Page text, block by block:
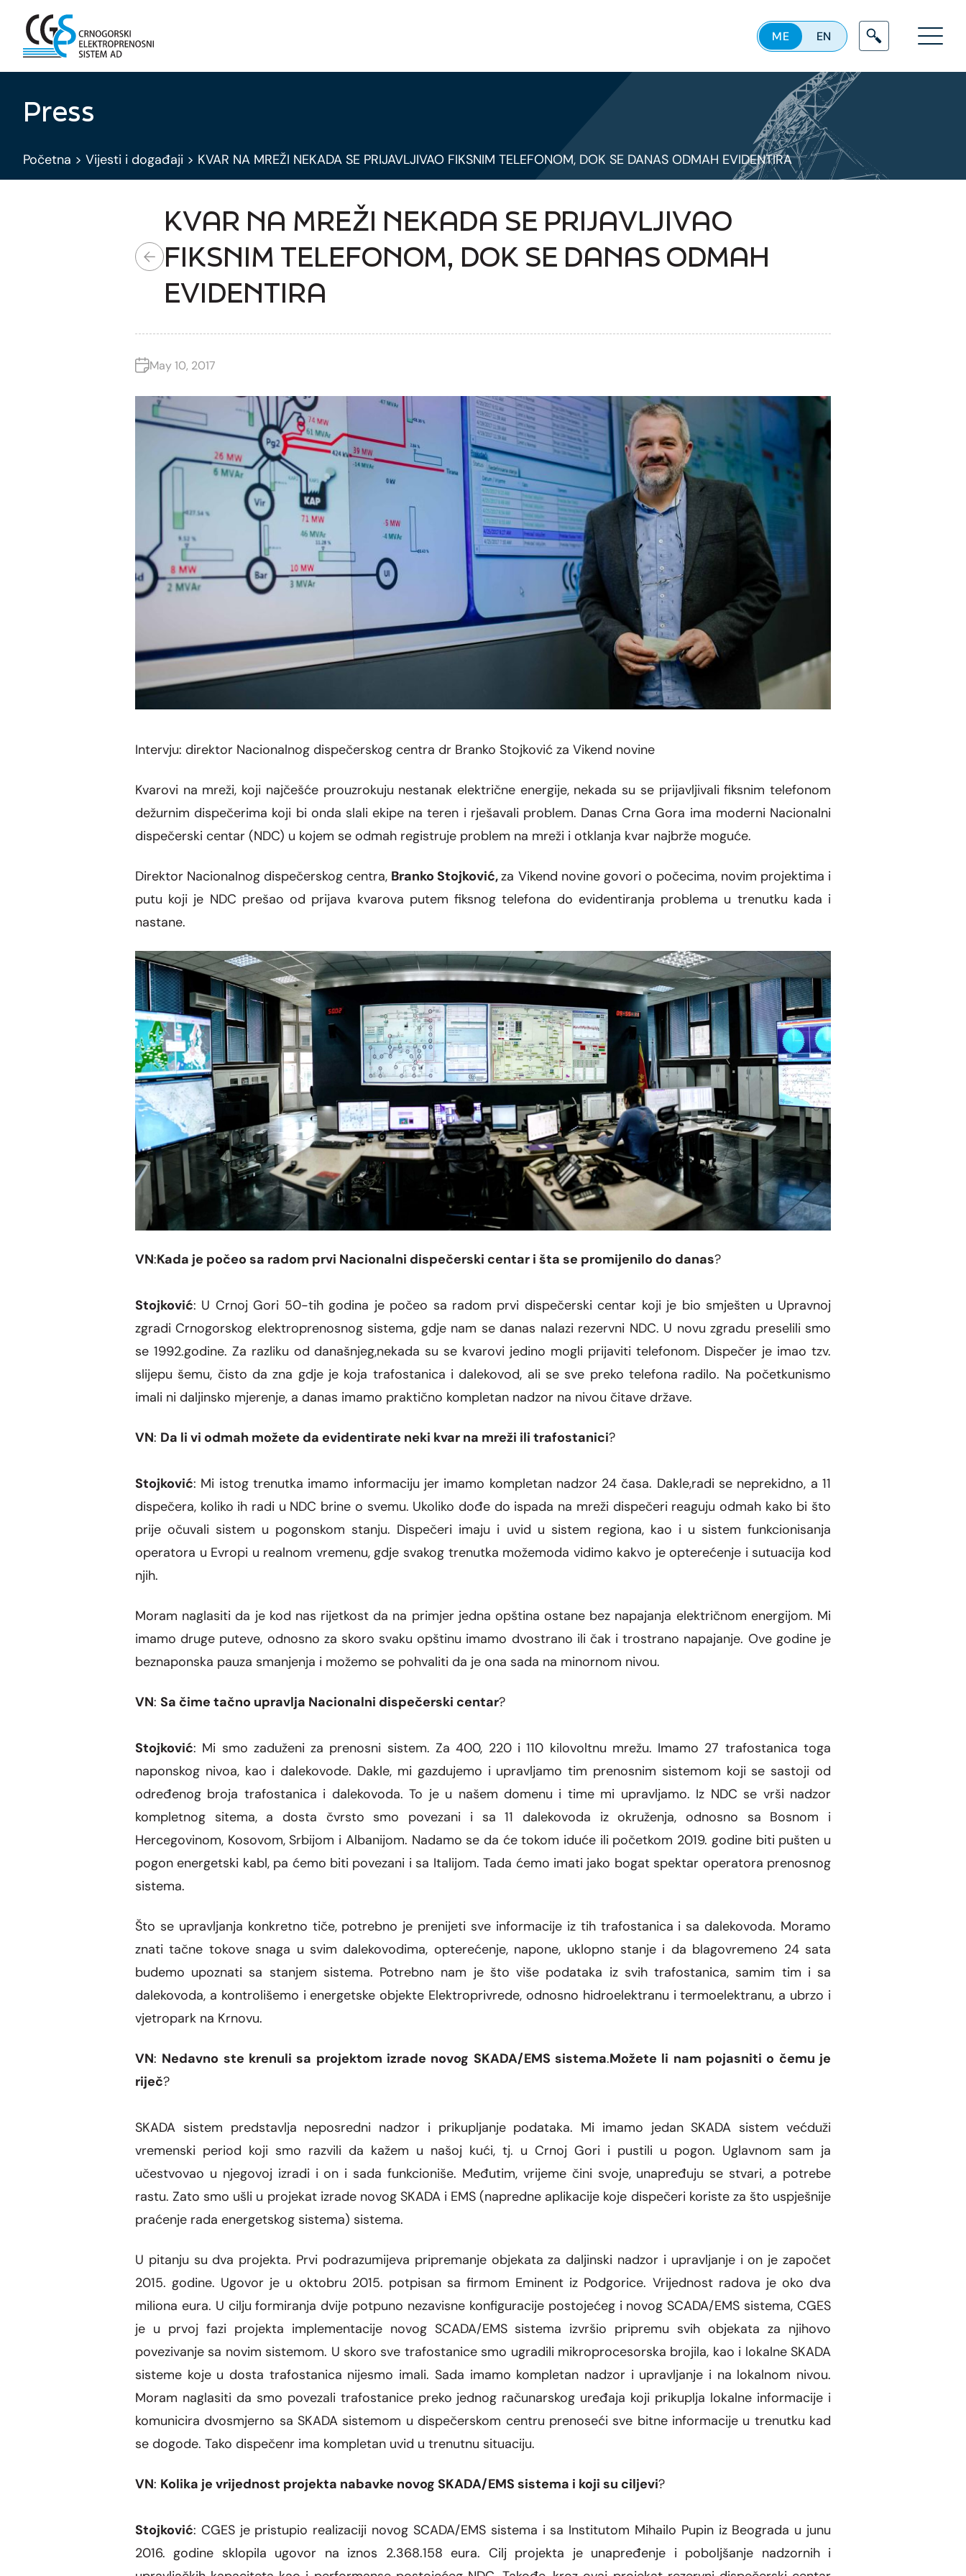
ME EN Menu
Press
Početna > Vijesti i događaji > KVAR NA MREŽI NEKADA SE PRIJAVLJIVAO FIKSNIM TELEFONOM, DOK SE DANAS ODMAH EVIDENTIRA
KVAR NA MREŽI NEKADA SE PRIJAVLJIVAO
FIKSNIM TELEFONOM, DOK SE DANAS ODMAH
EVIDENTIRA
May 10, 2017
Intervju: direktor Nacionalnog dispečerskog centra dr Branko Stojković za Vikend novine
Kvarovi na mreži, koji najčešće prouzrokuju nestanak električne energije, nekada su se prijavljivali fiksnim telefonom
dežurnim dispečerima koji bi onda slali ekipe na teren i rješavali problem. Danas Crna Gora ima moderni Nacionalni
dispečerski centar (NDC) u kojem se odmah registruje problem na mreži i otklanja kvar najbrže moguće.
Direktor Nacionalnog dispečerskog centra, Branko Stojković,za Vikend novine govori o počecima, novim projektima i
putu koji je NDC prešao od prijava kvarova putem fiksnog telefona do evidentiranja problema u trenutku kada i
nastane.
VN:Kada je počeo sa radom prvi Nacionalni dispečerski centar i šta se promijenilo do danas?
Stojković: U Crnoj Gori 50-tih godina je počeo sa radom prvi dispečerski centar koji je bio smješten u Upravnoj
zgradi Crnogorskog elektroprenosnog sistema, gdje nam se danas nalazi rezervni NDC. U novu zgradu preselili smo
se 1992.godine. Za razliku od današnjeg,nekada su se kvarovi jedino mogli prijaviti telefonom. Dispečer je imao tzv.
slijepu šemu, čisto da zna gdje je koja trafostanica i dalekovod, ali se sve preko telefona radilo. Na početkunismo
imali ni daljinsko mjerenje, a danas imamo praktično kompletan nadzor na nivou čitave države.
VN: Da li vi odmah možete da evidentirate neki kvar na mreži ili trafostanici?
Stojković: Mi istog trenutka imamo informaciju jer imamo kompletan nadzor 24 časa. Dakle,radi se neprekidno, a 11
dispečera, koliko ih radi u NDC brine o svemu. Ukoliko dođe do ispada na mreži dispečeri reaguju odmah kako bi što
prije očuvali sistem u pogonskom stanju. Dispečeri imaju i uvid u sistem regiona, kao i u sistem funkcionisanja
operatora u Evropi u realnom vremenu, gdje svakog trenutka možemoda vidimo kakvo je opterećenje i sutuacija kod
njih.
Moram naglasiti da je kod nas rijetkost da na primjer jedna opština ostane bez napajanja električnom energijom. Mi
imamo druge puteve, odnosno za skoro svaku opštinu imamo dvostrano ili čak i trostrano napajanje. Ove godine je
beznaponska pauza smanjenja i možemo se pohvaliti da je ona sada na minornom nivou.
VN: Sa čime tačno upravlja Nacionalni dispečerski centar?
Stojković: Mi smo zaduženi za prenosni sistem. Za 400, 220 i 110 kilovoltnu mrežu. Imamo 27 trafostanica toga
naponskog nivoa, kao i dalekovode. Dakle, mi gazdujemo i upravljamo tim prenosnim sistemom koji se sastoji od
određenog broja trafostanica i dalekovoda. To je u našem domenu i time mi upravljamo. Iz NDC se vrši nadzor
kompletnog sitema, a dosta čvrsto smo povezani i sa 11 dalekovoda iz okruženja, odnosno sa Bosnom i
Hercegovinom, Kosovom, Srbijom i Albanijom. Nadamo se da će tokom iduće ili početkom 2019. godine biti pušten u
pogon energetski kabl, pa ćemo biti povezani i sa Italijom. Tada ćemo imati jako bogat spektar operatora prenosnog
sistema.
Što se upravljanja konkretno tiče, potrebno je prenijeti sve informacije iz tih trafostanica i sa dalekovoda. Moramo
znati tačne tokove snaga u svim dalekovodima, opterećenje, napone, uklopno stanje i da blagovremeno 24 sata
budemo upoznati sa stanjem sistema. Potrebno nam je što više podataka iz svih trafostanica, samim tim i sa
dalekovoda, a kontrolišemo i energetske objekte Elektroprivrede, odnosno hidroelektranu i termoelektranu, a ubrzo i
vjetropark na Krnovu.
VN: Nedavno ste krenuli sa projektom izrade novog SKADA/EMS sistema.Možete li nam pojasniti o čemu je
riječ?
SKADA sistem predstavlja neposredni nadzor i prikupljanje podataka. Mi imamo jedan SKADA sistem većduži
vremenski period koji smo razvili da kažem u našoj kući, tj. u Crnoj Gori i pustili u pogon. Uglavnom sam ja
učestvovao u njegovoj izradi i on i sada funkcioniše. Međutim, vrijeme čini svoje, unapređuju se stvari, a potrebe
rastu. Zato smo ušli u projekat izrade novog SKADA i EMS (napredne aplikacije koje dispečeri koriste za što uspješnije
praćenje rada energetskog sistema) sistema.
U pitanju su dva projekta. Prvi podrazumijeva pripremanje objekata za daljinski nadzor i upravljanje i on je započet
2015. godine. Ugovor je u oktobru 2015. potpisan sa firmom Eminent iz Podgorice. Vrijednost radova je oko dva
miliona eura. U cilju formiranja dvije potpuno nezavisne konfiguracije postojećeg i novog SCADA/EMS sistema, CGES
je u prvoj fazi projekta implementacije novog SCADA/EMS sistema izvršio pripremu svih objekata za njihovo
povezivanje sa novim sistemom. U skoro sve trafostanice smo ugradili mikroprocesorska brojila, kao i lokalne SKADA
sisteme koje u dosta trafostanica nijesmo imali. Sada imamo kompletan nadzor i upravljanje i na lokalnom nivou.
Moram naglasiti da smo povezali trafostanice preko jednog računarskog uređaja koji prikuplja lokalne informacije i
komunicira dvosmjerno sa SKADA sistemom u dispečerskom centru prenoseći sve bitne informacije u trenutku kad
se dogode. Tako dispečenr ima kompletan uvid u trenutnu situaciju.
VN: Kolika je vrijednost projekta nabavke novog SKADA/EMS sistema i koji su ciljevi?
Stojković: CGES je pristupio realizaciji novog SCADA/EMS sistema i sa Institutom Mihailo Pupin iz Beograda u junu
2016. godine sklopila ugovor na iznos 2.368.158 eura. Cilj projekta je unapređenje i poboljšanje nadzornih i